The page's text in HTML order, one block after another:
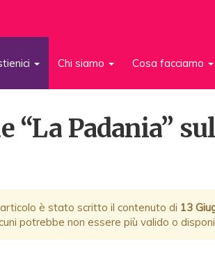
Chi siamo Cosa facciamo
“La Padania”
è stato scritto il contenuto di 13
potrebbe non essere più valido o